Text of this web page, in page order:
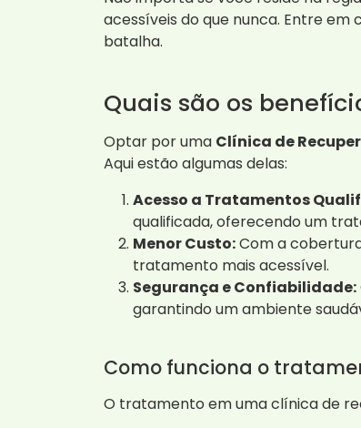
acessíveis do que nunca. Entre
batalha.
Quais são os
Optar por uma Clínica de
Aqui estão algumas delas:
Acesso a Tratamentos
qualificada, oferecendo um
Menor Custo:Com a
tratamento mais acessível.
Segurança e Confiabilidade:
garantindo um ambiente
Como funciona o
O tratamento em uma clínica de